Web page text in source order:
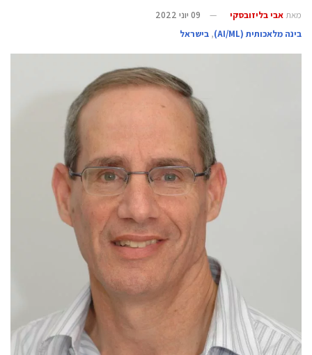
מאת אבי בליזובסקי
09 יוני 2022
בינה מלאכותית (AI/ML)
, בישראל